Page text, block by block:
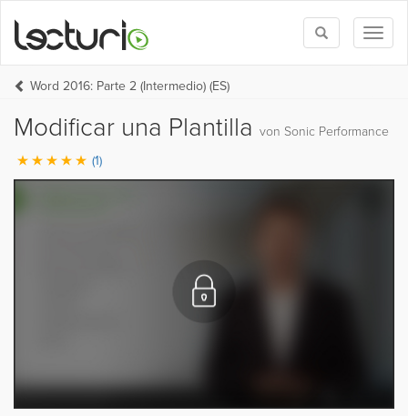
Toggle
search
Word 2016: Parte 2 (Intermedio) (ES)
Modificar una Plantilla von Sonic Performance
(1)